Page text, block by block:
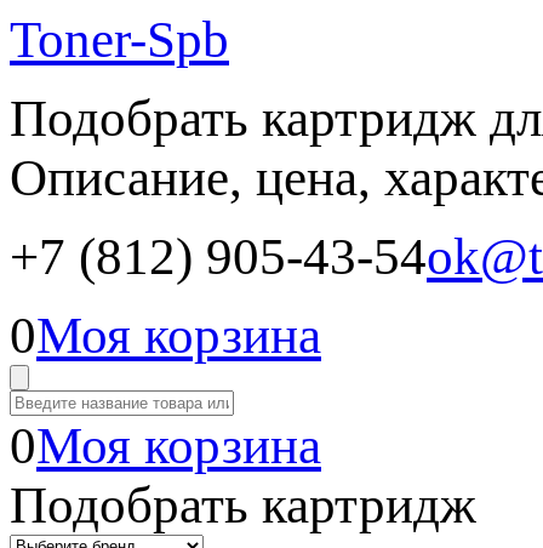
Toner-Spb
Подобрать картридж
Описание, цена,
+7 (812) 905-43-54
0Моя корзина
0Моя корзина
Подобрать картридж